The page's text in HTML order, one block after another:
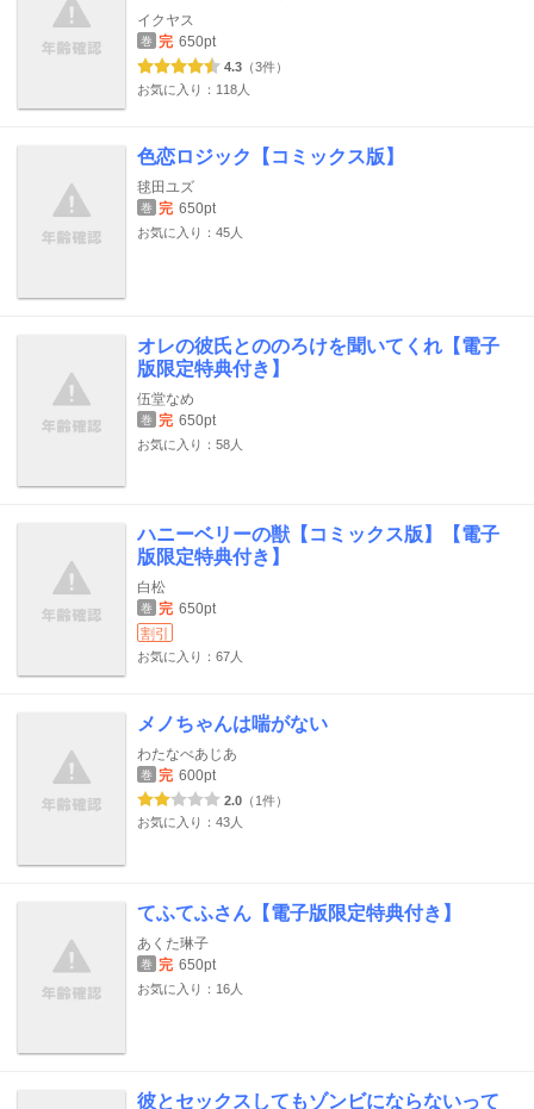
イクヤス
巻 完 650pt
4.3 （3件）
お気に入り：118人
色恋ロジック【コミックス版】
毬田ユズ
巻 完 650pt
お気に入り：45人
オレの彼氏とののろけを聞いてくれ【電子
版限定特典付き】
伍堂なめ
巻 完 650pt
お気に入り：58人
ハニーベリーの獣【コミックス版】【電子
版限定特典付き】
白松
巻 完 650pt
割引
お気に入り：67人
メノちゃんは喘がない
わたなべあじあ
巻 完 600pt
2.0 （1件）
お気に入り：43人
てふてふさん【電子版限定特典付き】
あくた琳子
巻 完 650pt
お気に入り：16人
彼とセックスしてもゾンビにならないって